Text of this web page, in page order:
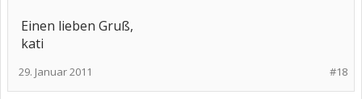
Einen lieben Gruß,
kati
#18
29. Januar 2011